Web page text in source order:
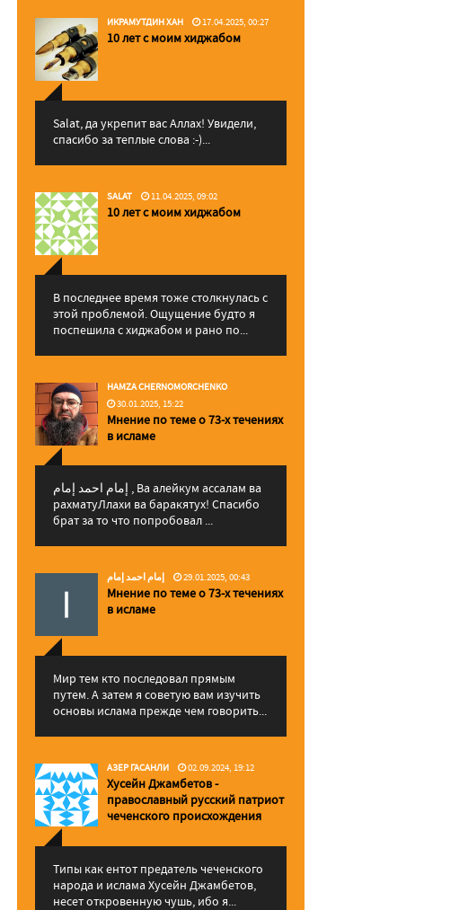
ИКРАМУТДИН ХАН 17.04.2025, 00:27
10 лет с моим хиджабом
Salat, да укрепит вас Аллаx! Увидели,
спасибо за теплые слова :-)...
SALAT 11.04.2025, 09:02
10 лет с моим хиджабом
В последнее время тоже столкнулась с
этой проблемой. Ощущение будто я
поспешила с хиджабом и рано по...
HAMZA CHERNOMORCHENKO
30.01.2025, 15:22
Мнение по теме о 73-х течениях
в исламе
إمام احمد إمام , Ва алейкум ассалам ва
рахматуЛлахи ва баракятух! Спасибо
брат за то что попробовал ...
إمام احمد إمام 29.01.2025, 00:43
Мнение по теме о 73-х течениях
в исламе
Мир тем кто последовал прямым
путем. А затем я советую вам изучить
основы ислама прежде чем говорить...
АЗЕР ГАСАНЛИ 02.09.2024, 19:12
Хусейн Джамбетов -
православный русский патриот
чеченского происхождения
Типы как ентот предатель чеченского
народа и ислама Хусейн Джамбетов,
несет откровенную чушь, ибо я...